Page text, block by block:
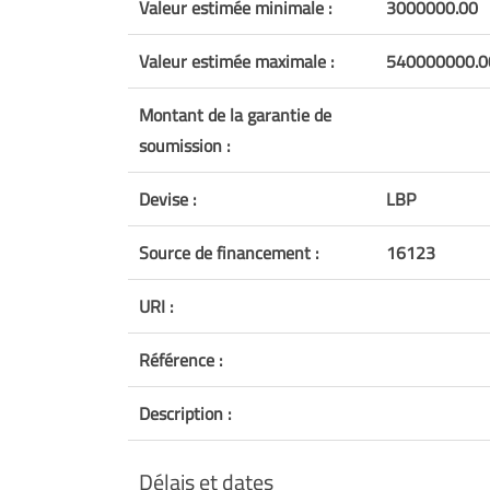
Valeur estimée minimale :
3000000.00
Valeur estimée maximale :
Montant de la garantie de
soumission :
Devise :
LBP
Source de financement :
16123
URI :
Référence :
Description :
Délais et dates